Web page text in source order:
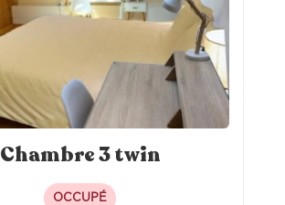
Chambre 3 twin
OCCUPÉ